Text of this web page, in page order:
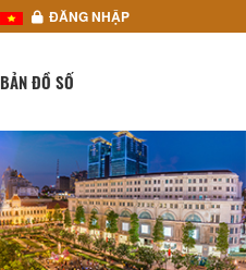
ĐĂNG NHẬP
BẢN ĐỒ SỐ